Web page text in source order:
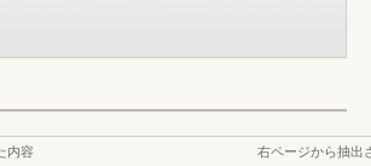
内容
右ページから抽出